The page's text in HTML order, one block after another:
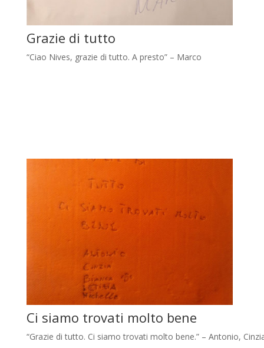
Grazie di tutto
“Ciao Nives, grazie di tutto. A presto” – Marco
Ci siamo trovati molto bene
“Grazie di tutto. Ci siamo trovati molto bene.” – Antonio,